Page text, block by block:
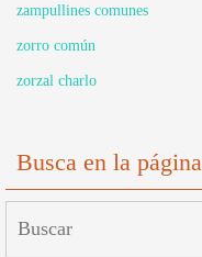
zampullines comunes
zorro común
zorzal charlo
Busca en la página